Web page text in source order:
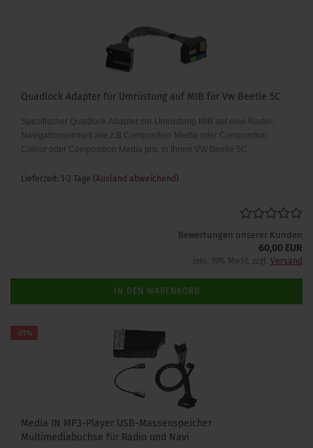
Quadlock Adapter für Umrüstung auf MIB für Vw Beetle 5C
Spezifischer Quadlock Adapter zur Umrüstung MIB auf eine Radio-,
Navigationseinheit wie z.B Composition Media oder Composition
Colour oder Composition Media pro, in Ihrem VW Beetle 5C.
Lieferzeit: 1-2 Tage (Ausland abweichend)
Bewertungen unserer Kunden
60,00 EUR
inkl. 19% MwSt. zzgl. Versand
IN DEN WARENKORB
-31%
Media IN MP3-Player USB-Massenspeicher
Multimediabuchse für Radio und Navi